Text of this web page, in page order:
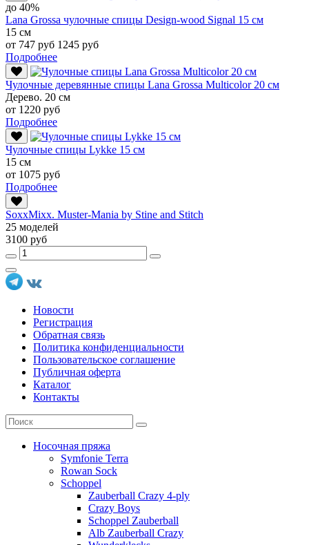
до 40%
Lana Grossa чулочные спицы Design-wood Signal 15 см
15 см
от 747 руб 1245 руб
Подробнее
Чулочные деревянные спицы Lana Grossa Multicolor 20 см
Дерево. 20 см
от 1220 руб
Подробнее
Чулочные спицы Lykke 15 см
15 см
от 1075 руб
Подробнее
SoxxMixx. Muster-Mania by Stine and Stitch
25 моделей
3100 руб
Новости
Регистрация
Обратная связь
Политика конфиденциальности
Пользовательское соглашение
Публичная оферта
Каталог
Контакты
Носочная пряжа
Symfonie Terra
Rowan Sock
Schoppel
Zauberball Crazy 4-ply
Crazy Boys
Schoppel Zauberball
Alb Zauberball Crazy